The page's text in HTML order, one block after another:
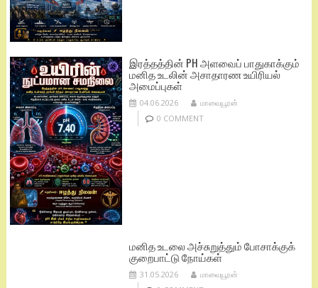
இரத்தத்தின் PH அளவைப் பாதுகாக்கும்
மனித உடலின் அசாதாரண உயிரியல்
அமைப்புகள்
04.06.2026
மாவையூரன்
0 COMMENT
மனித உடலை அச்சுறுத்தும் போசாக்குக்
குறைபாட்டு நோய்கள்
31.05.2026
மாவையூரன்